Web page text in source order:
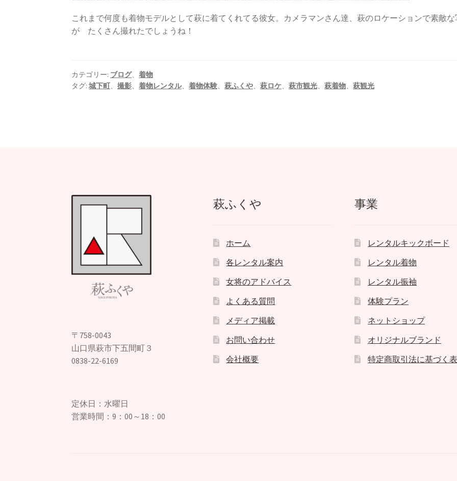
これまで何度も着物モデルとして萩に着てくれてる彼女。カメラマンさん達、萩のロケーションで素敵な
が たくさん撮れたでしょうね！
カテゴリー: ブログ、着物
タグ:城下町、撮影、着物レンタル、着物体験、萩ふくや、萩ロケ、萩市観光、萩着物、萩観光
〒758-0043
山口県萩市下五間町３
0838-22-6169
定休日：水曜日
営業時間：9：00～18：00
萩ふくや
ホーム
各レンタル案内
女将のアドバイス
よくある質問
メディア掲載
お問い合わせ
会社概要
事業
レンタルキックボード
レンタル着物
レンタル振袖
体験プラン
ネットショップ
オリジナルブランド
特定商取引法に基づく